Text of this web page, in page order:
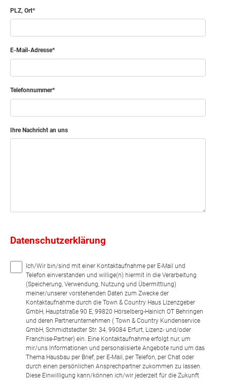
PLZ, Ort
E-Mail-Adresse
Telefonnummer
Ihre Nachricht an uns
Datenschutzerklärung
Ich/Wir bin/sind mit einer Kontaktaufnahme per E-Mail und
Telefon einverstanden und willige(n) hiermit in die Verarbeitung
(Speicherung, Verwendung, Nutzung und Übermittlung)
meiner/unserer vorstehenden Daten zum Zwecke der
Kontaktaufnahme durch die Town & Country Haus Lizenzgeber
GmbH, Hauptstraße 90 E, 99820 Hörselberg-Hainich OT Behringen
und deren Partnerunternehmen ( Town & Country Kundenservice
GmbH, Schmidtstedter Str. 34, 99084 Erfurt, Lizenz- und/oder
Franchise-Partner) ein. Eine Kontaktaufnahme erfolgt nur, um
mir/uns Informationen und personalisierte Angebote rund um das
Thema Hausbau per Brief, per E-Mail, per Telefon, per Chat oder
durch einen persönlichen Ansprechpartner zukommen zu lassen.
Diese Einwilligung kann/können ich/wir jederzeit für die Zukunft